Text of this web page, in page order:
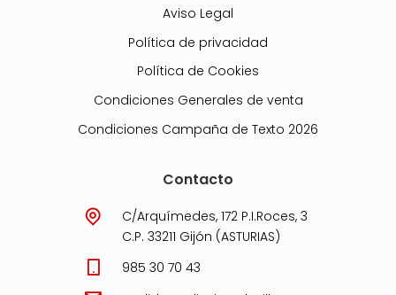
Aviso Legal
Política de privacidad
Política de Cookies
Condiciones Generales de venta
Condiciones Campaña de Texto 2026
Contacto
C/Arquímedes, 172 P.I.Roces, 3
C.P. 33211 Gijón (ASTURIAS)
985 30 70 43